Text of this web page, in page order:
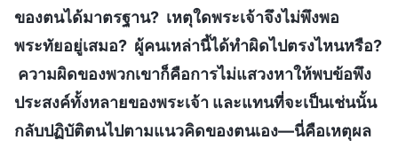
ของตนได้มาตรฐาน? เหตุใดพระเจ้าจึงไม่พึงพอ
พระทัยอยู่เสมอ? ผู้คนเหล่านี้ได้ทำผิดไปตรงไหนหรือ?
ความผิดของพวกเขาก็คือการไม่แสวงหาให้พบข้อพึง
ประสงค์ทั้งหลายของพระเจ้า และแทนที่จะเป็นเช่นนั้น
กลับปฏิบัติตนไปตามแนวคิดของตนเอง—นี่คือเหตุผล